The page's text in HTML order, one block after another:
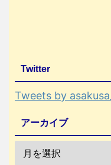
Twitter
Tweets by
アーカイブ